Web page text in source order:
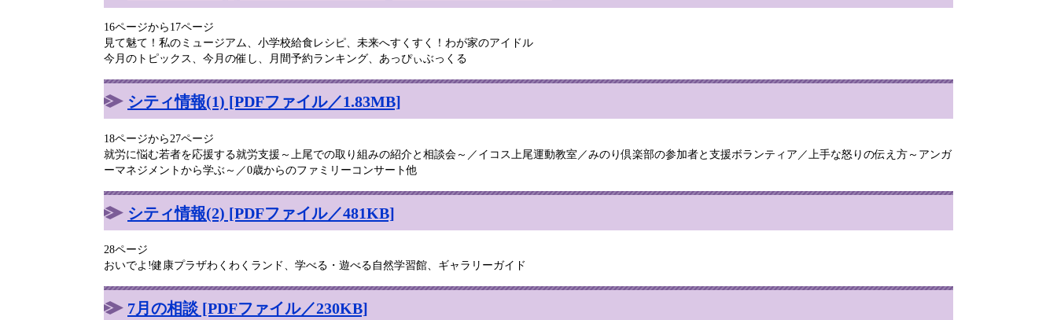
16ページから17ページ
見て魅て！私のミュージアム、小学校給食レシピ、未来へすくすく！わが家のアイドル
今月のトピックス、今月の催し、月間予約ランキング、あっぴぃぶっくる
シティ情報(1) [PDFファイル／1.83MB]
18ページから27ページ
就労に悩む若者を応援する就労支援～上尾での取り組みの紹介と相談会～／イコス上尾運動教室／みのり倶楽部の参加者と支援ボランティア／上手な怒りの伝え方～アンガ
ーマネジメントから学ぶ～／0歳からのファミリーコンサート他
シティ情報(2) [PDFファイル／481KB]
28ページ
おいでよ!健康プラザわくわくランド、学べる・遊べる自然学習館、ギャラリーガイド
7月の相談 [PDFファイル／230KB]